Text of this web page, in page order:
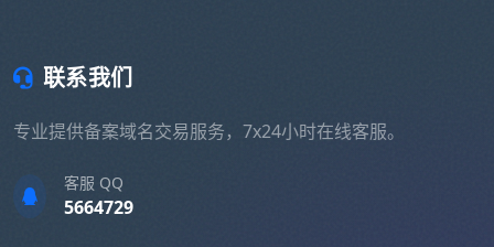
联系我们
专业提供备案域名交易服务，7x24小时在线客服。
客服 QQ
5664729